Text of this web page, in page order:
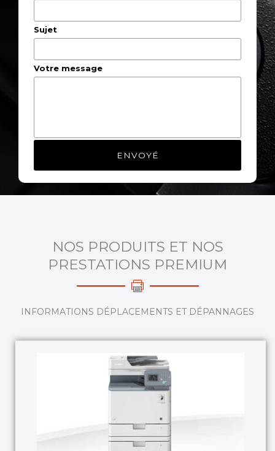
Sujet
Votre message
NOS PRODUITS ET NOS
PRESTATIONS PREMIUM
INFORMATIONS DÉPLACEMENTS ET DÉPANNAGES